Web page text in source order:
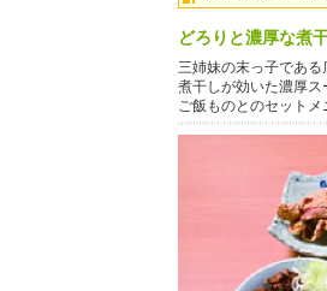
どろりと濃厚な煮
三姉妹の末っ子である
煮干しが効いた濃厚
ご飯ものとのセットメ